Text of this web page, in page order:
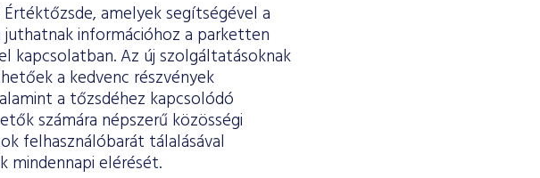
amelyek segítségével a
információhoz a parketten
kapcsolatban. Az új szolgáltatásoknak
a kedvenc részvények
a tőzsdéhez kapcsolódó
számára népszerű közösségi
felhasználóbarát tálalásával
mindennapi elérését.